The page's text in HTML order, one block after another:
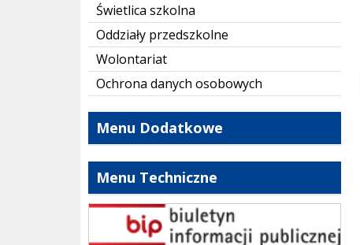
Świetlica szkolna
Oddziały przedszkolne
Wolontariat
Ochrona danych osobowych
Menu Dodatkowe
Menu Techniczne
bip szkoły